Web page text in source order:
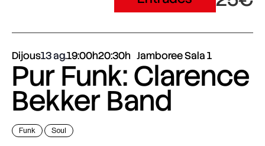
Dijous13 ag.19:00h20:30h Jamboree Sala 1
Pur Funk: Clarence
Bekker Band
Funk Soul